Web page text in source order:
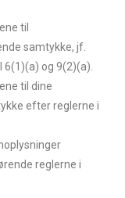
til
samtykke, jf.
og 9(2)(a).
til dine
efter reglerne i
reglerne i